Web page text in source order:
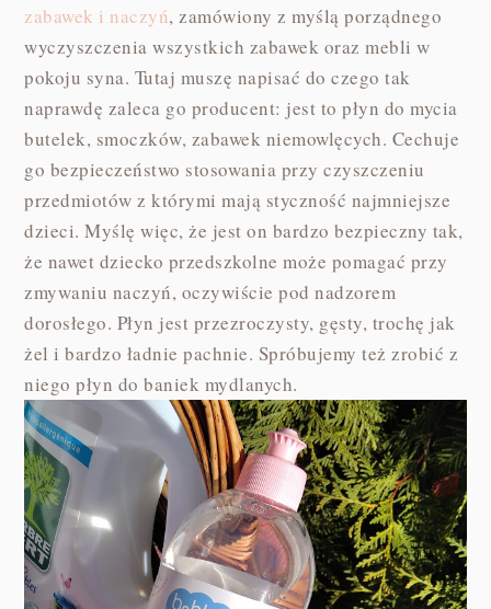
zabawek i naczyń, zamówiony z myślą porządnego
wyczyszczenia wszystkich zabawek oraz mebli w
pokoju syna. Tutaj muszę napisać do czego tak
naprawdę zaleca go producent: jest to płyn do mycia
butelek, smoczków, zabawek niemowlęcych. Cechuje
go bezpieczeństwo stosowania przy czyszczeniu
przedmiotów z którymi mają styczność najmniejsze
dzieci. Myślę więc, że jest on bardzo bezpieczny tak,
że nawet dziecko przedszkolne może pomagać przy
zmywaniu naczyń, oczywiście pod nadzorem
dorosłego. Płyn jest przezroczysty, gęsty, trochę jak
żel i bardzo ładnie pachnie. Spróbujemy też zrobić z
niego płyn do baniek mydlanych.